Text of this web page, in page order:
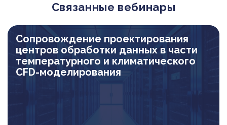
Связанные вебинары
Сопровождение проектирования
центров обработки данных в части
температурного и климатического
CFD-моделирования